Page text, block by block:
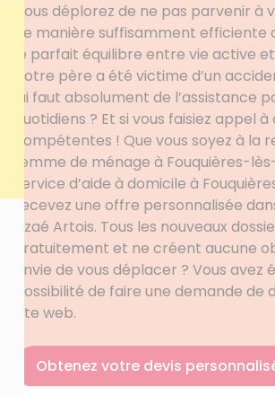
Vous déplorez de ne pas parvenir à
de manière suffisamment efficiente
le parfait équilibre entre vie active
Votre père a été victime d’un
lui faut absolument de l’assistance
quotidiens ? Et si vous faisiez appel
compétentes ! Que vous soyez à la
femme de ménage à Fouquières-
service d’aide à domicile à
recevez une offre personnalisée
Azaé Artois. Tous les nouveaux
gratuitement et ne créent aucune
envie de vous déplacer ? Vous avez
possibilité de faire une demande de
site web.
Obtenez votre devis